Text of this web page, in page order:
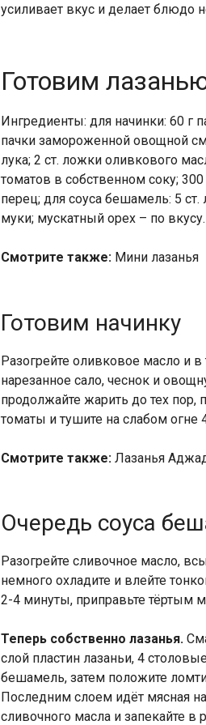
усиливает вкус и делает блюдо
Готовим
Ингредиенты: для начинки: 60 г
пачки замороженной овощной
лука; 2 ст. ложки оливкового
томатов в собственном соку;
перец; для соуса бешамель: 5
муки; мускатный орех – по вкусу.
Смотрите также: Мини лазанья
Готовим начинку
Разогрейте оливковое масло и
нарезанное сало, чеснок и
продолжайте жарить до тех пор,
томаты и тушите на слабом огне
Смотрите также: Лазанья
Очередь соуса
Разогрейте сливочное масло,
немного охладите и влейте
2-4 минуты, приправьте тёртым
Теперь собственно лазанья.
слой пластин лазаньи, 4
бешамель, затем положите
Последним слоем идёт мясная
сливочного масла и запекайте в